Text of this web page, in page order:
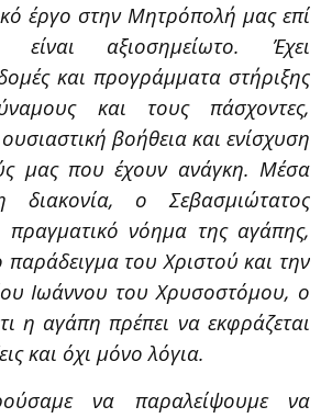
έργο στην Μητρόπολή μας επί
αξιοσημείωτο. Έχει
και προγράμματα στήριξης
και τους πάσχοντες,
βοήθεια και ενίσχυση
μας που έχουν ανάγκη. Μέσα
ο Σεβασμιώτατος
πραγματικό νόημα της αγάπης,
του Χριστού και την
Ιωάννου του Χρυσοστόμου, ο
η αγάπη πρέπει να εκφράζεται
και όχι μόνο λόγια.
να παραλείψουμε να